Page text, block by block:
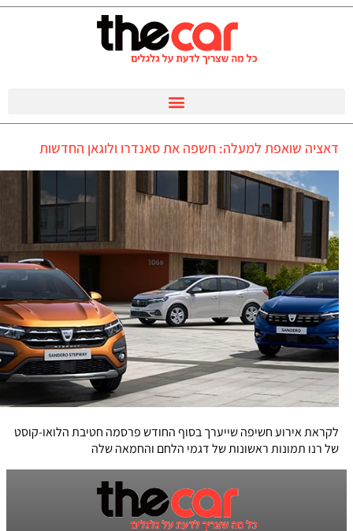
דאציה שואפת למעלה: חשפה את סאנדרו ולוגאן החדשות
לקראת אירוע חשיפה שייערך בסוף החודש פרסמה חטיבת הלואו-קוסט
של רנו תמונות ראשונות של דגמי הלחם והחמאה שלה